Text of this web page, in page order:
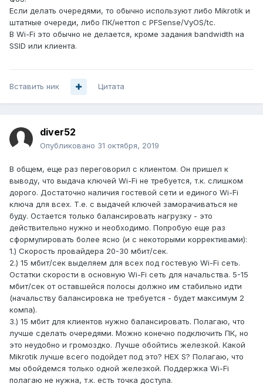
Если делать очередями, то обычно используют либо Mikrotik и
штатные очереди, либо ПК/неттоп с PFSense/VyOS/tc.
В Wi-Fi это обычно не делается, кроме задания bandwidth на
SSID или клиента.
Вставить ник Цитата
diver52
Опубликовано 31 октября, 2019
В общем, еще раз переговорил с клиентом. Он пришел к
выводу, что выдача ключей Wi-Fi не требуется, т.к. слишком
дорого. Достаточно наличия гостевой сети и единого Wi-Fi
ключа для всех. Т.е. с выдачей ключей заморачиваться не
буду. Остается только балансировать нагрузку - это
действительно нужно и необходимо. Попробую еще раз
сформулировать более ясно (и с некоторыми коррективами):
1.) Скорость провайдера 20-30 мбит/сек.
2.) 15 мбит/сек выделяем для всех под гостевую Wi-Fi сеть.
Остатки скорости в основную Wi-Fi сеть для начальства. 5-15
мбит/сек от оставшейся полосы должно им стабильно идти
(начальству балансировка не требуется - будет максимум 2
компа).
3.) 15 мбит для клиентов нужно балансировать. Полагаю, что
лучше сделать очередями. Можно конечно подключить ПК, но
это неудобно и громоздко. Лучше обойтись железкой. Какой
Mikrotik лучше всего подойдет под это? HEX S? Полагаю, что
мы обойдемся только одной железкой. Поддержка Wi-Fi
полагаю не нужна, т.к. есть точка доступа.